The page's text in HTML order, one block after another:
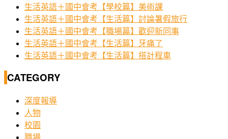
生活英語＋國中會考【學校篇】美術課
生活英語＋國中會考【生活篇】討論暑假旅行
生活英語＋國中會考【職場篇】歡迎新同事
生活英語＋國中會考【生活篇】牙痛了
生活英語＋國中會考【生活篇】搭計程車
CATEGORY
深度報導
人物
校園
職場